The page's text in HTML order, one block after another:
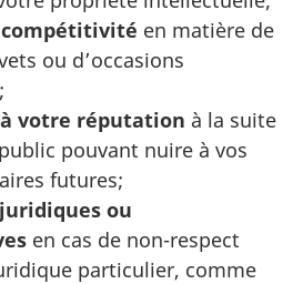
en matière de
ou d’occasions
votre réputation à la suite
pouvant nuire à vos
futures;
ou
en cas de non-respect
particulier, comme